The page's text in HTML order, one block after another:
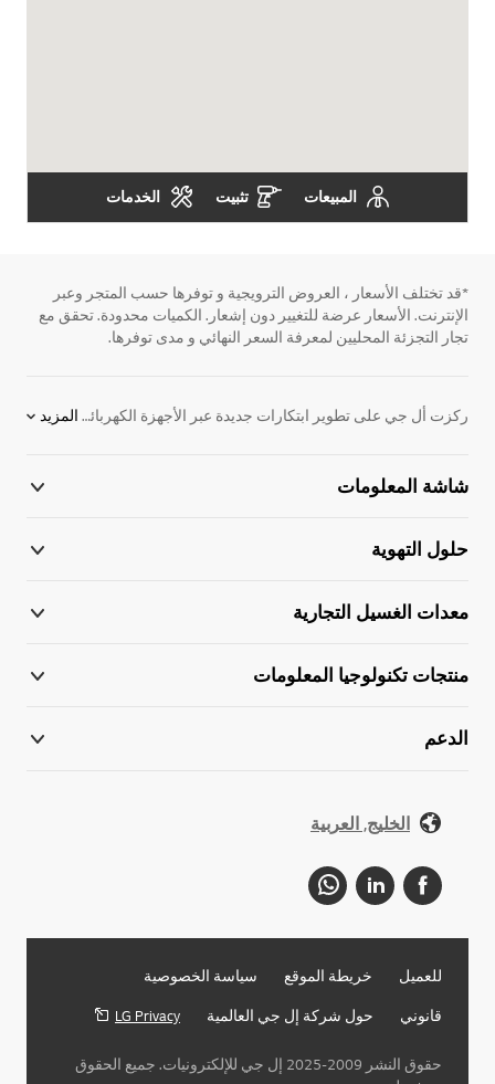
المبيعات تثبيت الخدمات
*قد تختلف الأسعار ، العروض الترويجية و توفرها حسب المتجر وعبر
الإنترنت. الأسعار عرضة للتغيير دون إشعار. الكميات محدودة. تحقق مع
تجار التجزئة المحليين لمعرفة السعر النهائي و مدى توفرها.
ركزت أل جي على تطوير ابتكارات جديدة عبر الأجهزة الكهربائية. نحن ملتزمون بتوفير المنتجات الإلكترونية التي تساعد على الأداء بشكل أفضل. لدعم هذا الهدف ، قمنا بتطوير اللوح الرقمية. نقدم مجموعة واسعة من المنتجات ، بما في ذلك شاشات ، واللافتات الرقمية للإعلان ، ومكيفات الهواء ، وأنظمة VRF والكثير من الحلول الإلكترونية. اكتشف المزيد عن اللوح الرقمية اليوم. اتصل بممثل أل جي المحلي للحصول على مزيد من المعلومات. المزيد
شاشة المعلومات
حلول التهوية
معدات الغسيل التجارية
منتجات تكنولوجيا المعلومات
الدعم
الخليج, العربية
للعميل خريطة الموقع
سياسة الخصوصية
قانوني
حول شركة إل جي العالمية LG Privacy
حقوق النشر 2009-2025 إل جي للإلكترونيات. جميع الحقوق